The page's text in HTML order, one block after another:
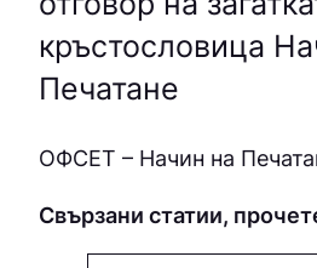
кръстословица
Печатане
OФCEТ – Начин на
Свързани статии,